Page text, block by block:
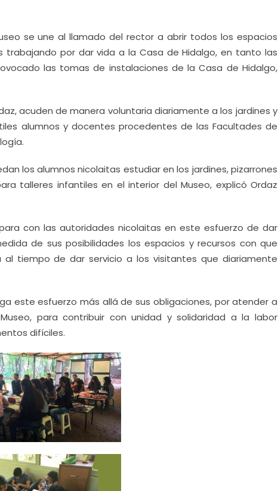
se une al llamado del rector a abrir todos los espacios
trabajando por dar vida a la Casa de Hidalgo, en tanto las
las tomas de instalaciones de la Casa de Hidalgo,
acuden de manera voluntaria diariamente a los jardines y
alumnos y docentes procedentes de las Facultades de
los alumnos nicolaitas estudiar en los jardines, pizarrones
talleres infantiles en el interior del Museo, explicó Ordaz
con las autoridades nicolaitas en este esfuerzo de dar
de sus posibilidades los espacios y recursos con que
tiempo de dar servicio a los visitantes que diariamente
este esfuerzo más allá de sus obligaciones, por atender a
para contribuir con unidad y solidaridad a la labor
difíciles.